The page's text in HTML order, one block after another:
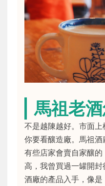
馬祖老
不是越陳越好。市面
你要看釀造廠。馬祖酒
有些店家會賣自家釀
高，我曾買過一罐開
酒廠的產品入手，像